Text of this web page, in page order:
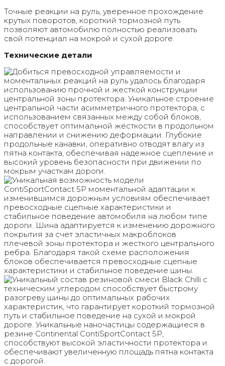
Точные реакции на руль, уверенное прохождение
крутых поворотов, короткий тормозной путь
позволяют автомобилю полностью реализовать
свой потенциал на мокрой и сухой дороге.
Технические детали
Добиться превосходной управляемости и
моментальных реакций на руль удалось благодаря
использованию прочной и жесткой конструкции
центральной зоны протектора. Уникальное строение
центральной части асимметричного протектора, с
использованием связанных между собой блоков,
способствует оптимальной жесткости в продольном
направлении и снижению деформации. Глубокие
продольные канавки, оперативно отводят влагу из
пятна контакта, обеспечивая надежное сцепление и
высокий уровень безопасности при движении по
мокрым участкам дороги.
Уникальная возможность модели
ContiSportContact 5P моментальной адаптации к
изменившимся дорожным условиям обеспечивает
превосходные сцепные характеристики и
стабильное поведение автомобиля на любом типе
дороги. Шина адаптируется к изменению дорожного
покрытия за счет эластичных макроблоков
плечевой зоны протектора и жесткого центрального
ребра. Благодаря такой схеме расположения
блоков обеспечивается превосходные сцепные
характеристики и стабильное поведение шины.
Уникальный состав резиновой смеси Black Chilli с
техническим углеродом способствует быстрому
разогреву шины до оптимальных рабочих
характеристик, что гарантирует короткий тормозной
путь и стабильное поведение на сухой и мокрой
дороге. Уникальные наночастицы содержащиеся в
резине Continental ContiSportContact 5P,
способствуют высокой эластичности протектора и
обеспечивают увеличенную площадь пятна контакта
с дорогой.